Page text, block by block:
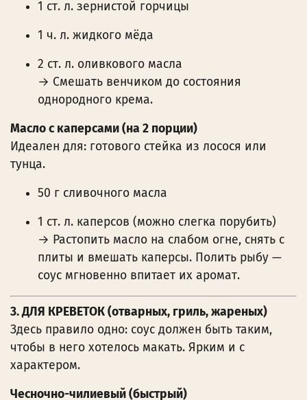
1 ст. л. зернистой горчицы
1 ч. л. жидкого мёда
2 ст. л. оливкового масла
→ Смешать венчиком до состояния
однородного крема.
Масло с каперсами (на 2 порции)
Идеален для: готового стейка из лосося или
тунца.
50 г сливочного масла
1 ст. л. каперсов (можно слегка порубить)
→ Растопить масло на слабом огне, снять с
плиты и вмешать каперсы. Полить рыбу —
соус мгновенно впитает их аромат.
3. ДЛЯ КРЕВЕТОК (отварных, гриль, жареных)
Здесь правило одно: соус должен быть таким,
чтобы в него хотелось макать. Ярким и с
характером.
Чесночно-чилиевый (быстрый)